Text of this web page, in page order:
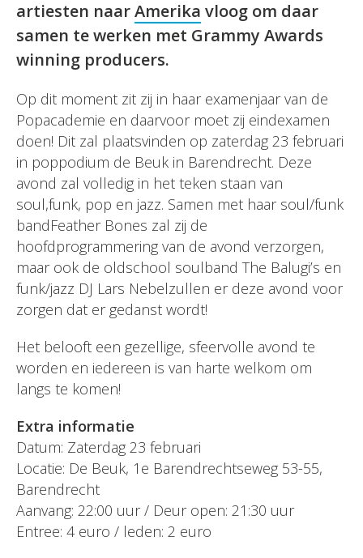
artiesten naarAmerika vloog om daar
samen te werken met Grammy Awards
winning producers.
Op dit moment zit zij in haar examenjaar van de
Popacademie en daarvoor moet zij eindexamen
doen! Dit zal plaatsvinden op zaterdag 23 februari
in poppodium de Beuk in Barendrecht. Deze
avond zal volledig in het teken staan van
soul,funk, pop en jazz. Samen met haar soul/funk
bandFeather Bones zal zij de
hoofdprogrammering van de avond verzorgen,
maar ook de oldschool soulband The Balugi’s en
funk/jazz DJ Lars Nebelzullen er deze avond voor
zorgen dat er gedanst wordt!
Het belooft een gezellige, sfeervolle avond te
worden en iedereen is van harte welkom om
langs te komen!
Extra informatie
Datum: Zaterdag 23 februari
Locatie: De Beuk, 1e Barendrechtseweg 53-55,
Barendrecht
Aanvang: 22:00 uur / Deur open: 21:30 uur
Entree: 4 euro / leden: 2 euro